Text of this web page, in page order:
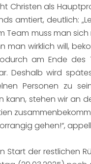
Christen als
amtiert, deutlich:
muss man
wirklich will,
am Ende
Deshalb wird
Personen zu
stehen wir an
gehen!“,
der restlichen